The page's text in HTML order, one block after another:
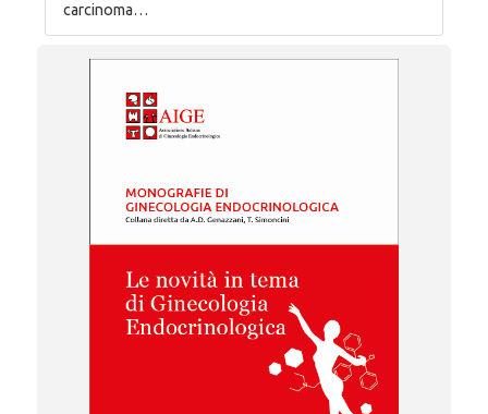
carcinoma…